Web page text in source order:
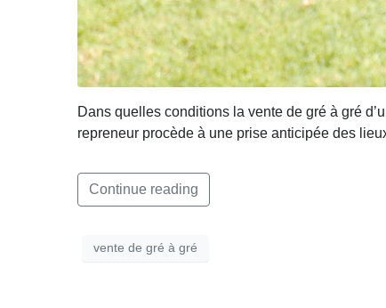
Dans quelles conditions la vente de gré à gré
repreneur procède à une prise anticipée des
Continue reading
vente de gré à gré